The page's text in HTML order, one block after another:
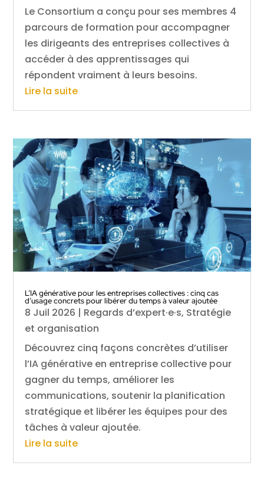
Le Consortium a conçu pour ses membres 4
parcours de formation pour accompagner
les dirigeants des entreprises collectives à
accéder à des apprentissages qui
répondent vraiment à leurs besoins.
Lire la suite
L’IA générative pour les entreprises collectives : cinq cas
d’usage concrets pour libérer du temps à valeur ajoutée
8 Juil 2026 | Regards d’expert·e·s, Stratégie
et organisation
Découvrez cinq façons concrètes d’utiliser
l’IA générative en entreprise collective pour
gagner du temps, améliorer les
communications, soutenir la planification
stratégique et libérer les équipes pour des
tâches à valeur ajoutée.
Lire la suite